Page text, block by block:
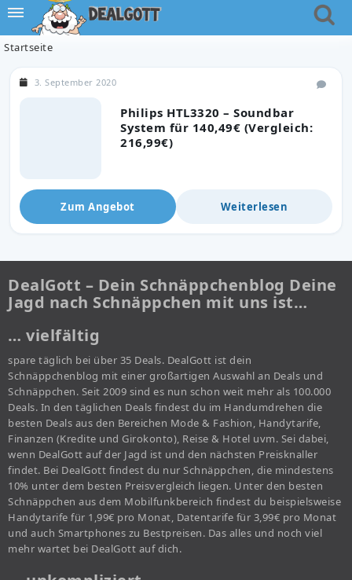
Startseite
Philips HTL3320 – Soundbar
System für 140,49€ (Vergleich:
216,99€)
3. September 2020
Zum Angebot Weiterlesen
DealGott – Dein Schnäppchenblog Deine
Jagd nach Schnäppchen mit uns ist…
… vielfältig
spare täglich bei über 35 Deals. DealGott ist dein
Schnäppchenblog mit einer großartigen Auswahl an Deals und
Schnäppchen. Seit 2009 sind es nun schon weit mehr als 100.000
Deals. In den täglichen Deals findest du im Handumdrehen die
besten Deals aus den Bereichen Mode & Fashion, Handytarife,
Finanzen (Kredite und Girokonto), Reise & Hotel uvm. Sei dabei,
wenn DealGott auf der Jagd ist und den nächsten Preisknaller
findet. Bei DealGott findest du nur Schnäppchen, die mindestens
10% unter dem besten Preisvergleich liegen. Unter den besten
Schnäppchen aus dem Mobilfunkbereich findest du beispielsweise
Handytarife für 1,99€ pro Monat, Datentarife für 3,99€ pro Monat
und auch Smartphones zu Bestpreisen. Das alles und noch viel
mehr wartet bei DealGott auf dich.